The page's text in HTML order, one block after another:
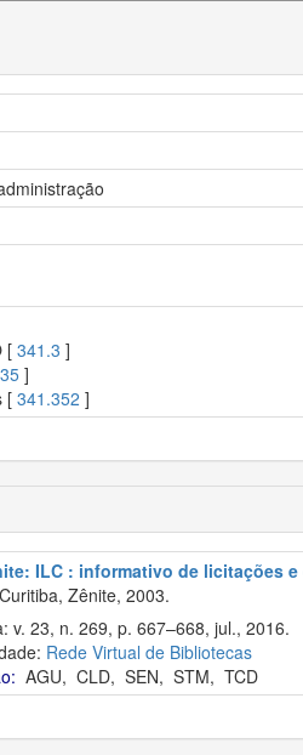
[ 341.3 ]
]
[ 341.352 ]
ILC : informativo de licitações
Zênite, 2003.
v. 23, n. 269, p. 667–668, jul., 2016.
Rede Virtual de Bibliotecas
AGU, CLD, SEN, STM, TCD